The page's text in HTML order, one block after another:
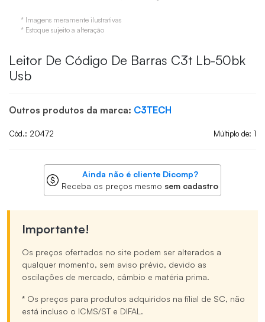
* Imagens meramente ilustrativas
* Estoque sujeito a alteração
Leitor De Código De Barras C3t Lb-50bk
Usb
Outros produtos da marca: C3TECH
Cód.: 20472 Múltiplo de: 1
Ainda não é cliente Dicomp?
Receba os preços mesmo sem cadastro
Importante!
Os preços ofertados no site podem ser alterados a
qualquer momento, sem aviso prévio, devido as
oscilações de mercado, câmbio e matéria prima.
* Os preços para produtos adquiridos na filial de SC, não
está incluso o ICMS/ST e DIFAL.